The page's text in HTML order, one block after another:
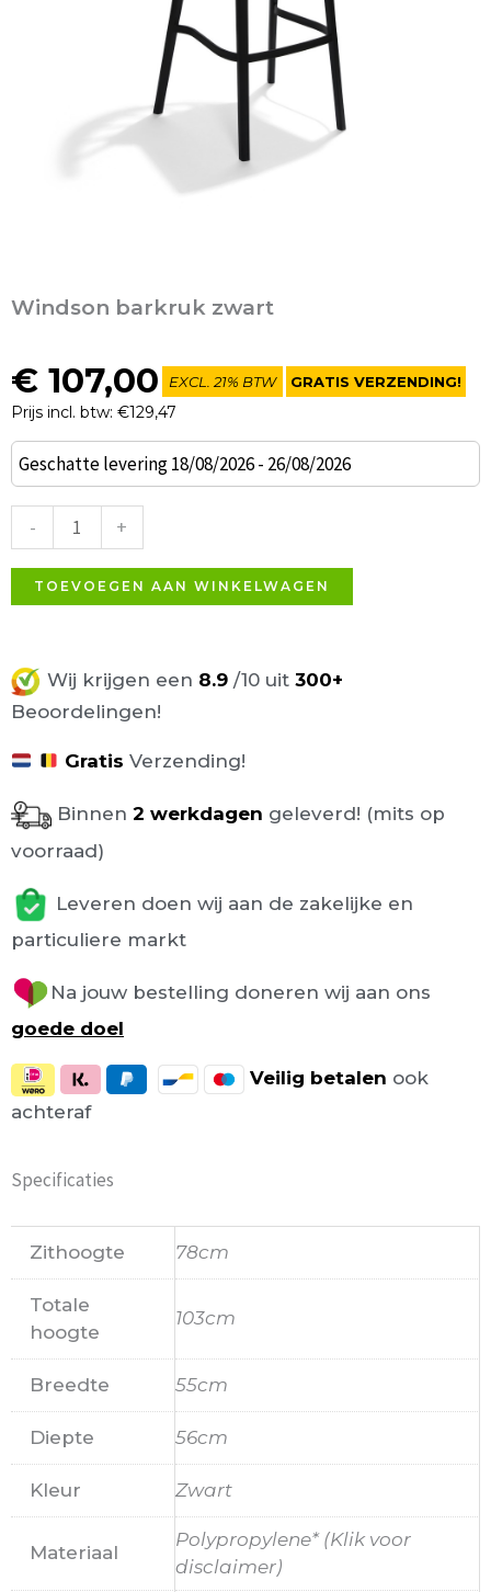
Windson barkruk zwart
€ 107,00
Prijs incl. btw: €129,47
EXCL. 21% BTW GRATIS VERZENDING!
Geschatte levering 18/08/2026 - 26/08/2026
-
Windson
barkruk
aantal
+
TOEVOEGEN AAN WINKELWAGEN
Wij krijgen een 8.9 /10 uit 300+
Beoordelingen!
Gratis Verzending!
Binnen 2 werkdagen geleverd! (mits op
voorraad)
Leveren doen wij aan de zakelijke en
particuliere markt
Na jouw bestelling doneren wij aan ons
goede doel
Veilig betalen ook
achteraf
Specificaties
Zithoogte 78cm
Totale
hoogte
103cm
Breedte 55cm
Diepte 56cm
Kleur Zwart
Materiaal
Polypropylene* (Klik voor
disclaimer)